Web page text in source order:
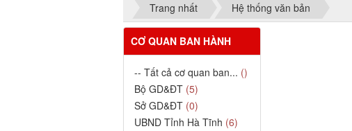
Trang nhất Hệ thống văn bản
CƠ QUAN BAN HÀNH
-- Tất cả cơ quan ban... ()
Bộ GD&ĐT (5)
Sở GD&ĐT (0)
UBND Tỉnh Hà Tĩnh (6)